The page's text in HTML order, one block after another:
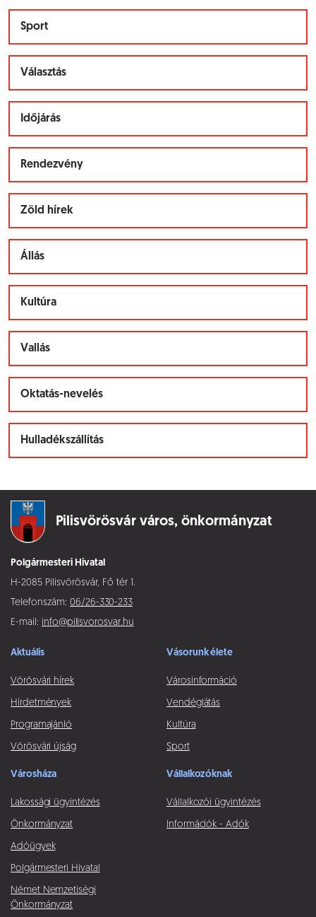
Sport
Választás
Időjárás
Rendezvény
Zöld hírek
Állás
Kultúra
Vallás
Oktatás-nevelés
Hulladékszállítás
Pilisvörösvár város, önkormányzat
Polgármesteri Hivatal
H-2085 Pilisvörösvár, Fő tér 1.
Telefonszám: 06/26-330-233
E-mail: info@pilisvorosvar.hu
Aktuális
Vörösvári hírek
Hírdetmények
Programajánló
Vörösvári újság
Vásorunk élete
Városinformáció
Vendéglátás
Kultúra
Sport
Városháza
Lakossági ügyintézés
Önkormányzat
Adóügyek
Polgármesteri Hivatal
Német Nemzetiségi
Önkormányzat
Vállalkozóknak
Vállalkozói ügyintézés
Információk - Adók